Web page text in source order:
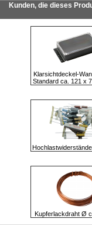
Kunden, die dieses
Klarsichtdeckel-
Standard ca. 121 x
Kupferlackdraht Ø